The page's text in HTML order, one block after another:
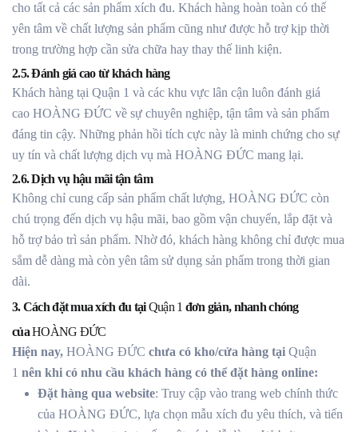
cho tất cả các sản phẩm xích đu. Khách hàng hoàn toàn có thể
yên tâm về chất lượng sản phẩm cũng như được hỗ trợ kịp thời
trong trường hợp cần sửa chữa hay thay thế linh kiện.
2.5. Đánh giá cao từ khách hàng
Khách hàng tại Quận 1 và các khu vực lân cận luôn đánh giá
cao HOÀNG ĐỨC về sự chuyên nghiệp, tận tâm và sản phẩm
đáng tin cậy. Những phản hồi tích cực này là minh chứng cho sự
uy tín và chất lượng dịch vụ mà HOÀNG ĐỨC mang lại.
2.6. Dịch vụ hậu mãi tận tâm
Không chỉ cung cấp sản phẩm chất lượng, HOÀNG ĐỨC còn
chú trọng đến dịch vụ hậu mãi, bao gồm vận chuyển, lắp đặt và
hỗ trợ bảo trì sản phẩm. Nhờ đó, khách hàng không chỉ được mua
sắm dễ dàng mà còn yên tâm sử dụng sản phẩm trong thời gian
dài.
3. Cách đặt mua xích đu tạiQuận 1 đơn giản, nhanh chóng
củaHOÀNG ĐỨC
Hiện nay, HOÀNG ĐỨC chưa có kho/cửa hàng tại Quận
1 nên khi có nhu cầu khách hàng có thể đặt hàng online:
Đặt hàng qua website: Truy cập vào trang web chính thức
của HOÀNG ĐỨC, lựa chọn mẫu xích đu yêu thích, và tiến